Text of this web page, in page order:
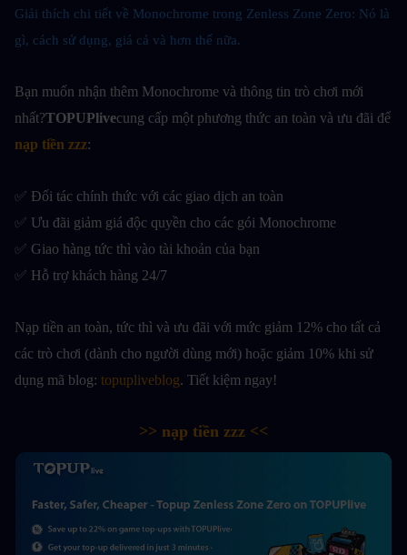
Giải thích chi tiết về Monochrome trong Zenless Zone Zero: Nó là
gì, cách sử dụng, giá cả và hơn thế nữa.
Bạn muốn nhận thêm Monochrome và thông tin trò chơi mới
nhất?TOPUPlivecung cấp một phương thức an toàn và ưu đãi để
nạp tiền zzz:
✅ Đối tác chính thức với các giao dịch an toàn
✅ Ưu đãi giảm giá độc quyền cho các gói Monochrome
✅ Giao hàng tức thì vào tài khoản của bạn
✅ Hỗ trợ khách hàng 24/7
Nạp tiền an toàn, tức thì và ưu đãi với mức giảm 12% cho tất cả
các trò chơi (dành cho người dùng mới) hoặc giảm 10% khi sử
dụng mã blog: topupliveblog. Tiết kiệm ngay!
>> nạp tiền zzz <<